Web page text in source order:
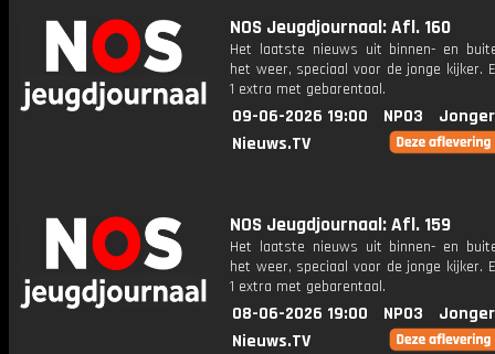
NOS Jeugdjournaal: Afl. 160
Het laatste nieuws uit binnen- en
het weer, speciaal voor de jonge kijker.
1 extra met gebarentaal.
09-06-2026 19:00 NPO3
Nieuws.TV
NOS Jeugdjournaal: Afl. 159
Het laatste nieuws uit binnen- en
het weer, speciaal voor de jonge kijker.
1 extra met gebarentaal.
08-06-2026 19:00 NPO3
Nieuws.TV